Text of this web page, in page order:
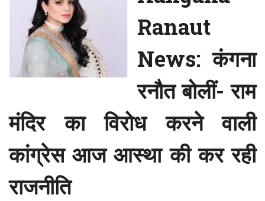
Ranaut
News: कंगना
रनौत बोलीं- राम
मंदिर का विरोध करने वाली
कांग्रेस आज आस्था की कर रही
राजनीति